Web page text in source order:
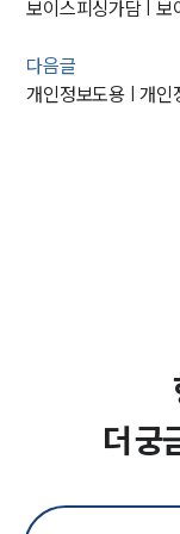
보이스피싱가담 | 보
다음글
개인정보도용 | 개인
더 궁